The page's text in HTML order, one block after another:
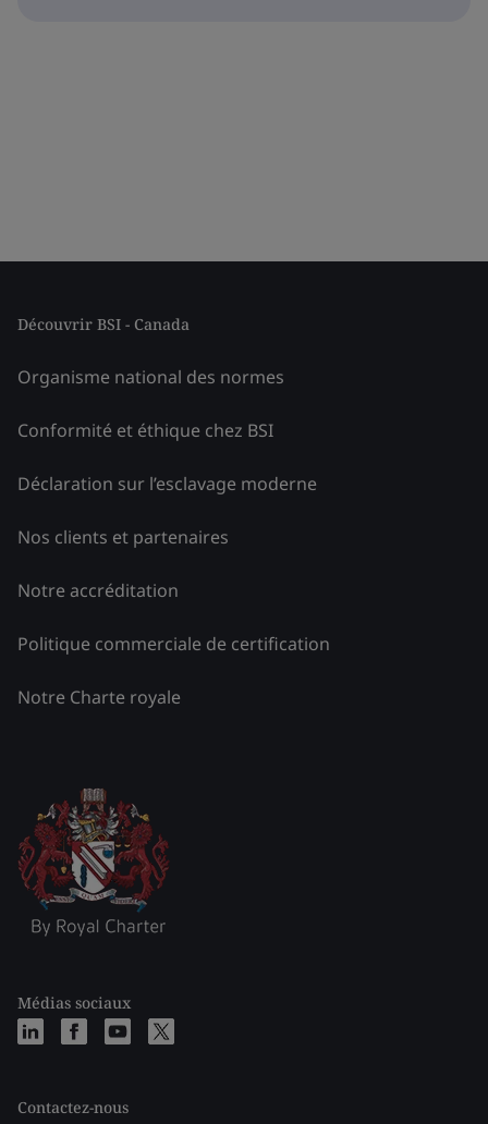
Découvrir BSI - Canada
Organisme national des normes
Conformité et éthique chez BSI
Déclaration sur l’esclavage moderne
Nos clients et partenaires
Notre accréditation
Politique commerciale de certification
Notre Charte royale
Médias sociaux
Contactez-nous